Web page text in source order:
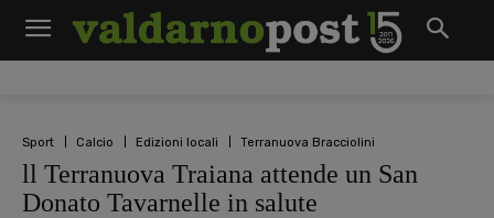
Sport Calcio Edizioni locali Terranuova Bracciolini
ll Terranuova Traiana attende un San
Donato Tavarnelle in salute